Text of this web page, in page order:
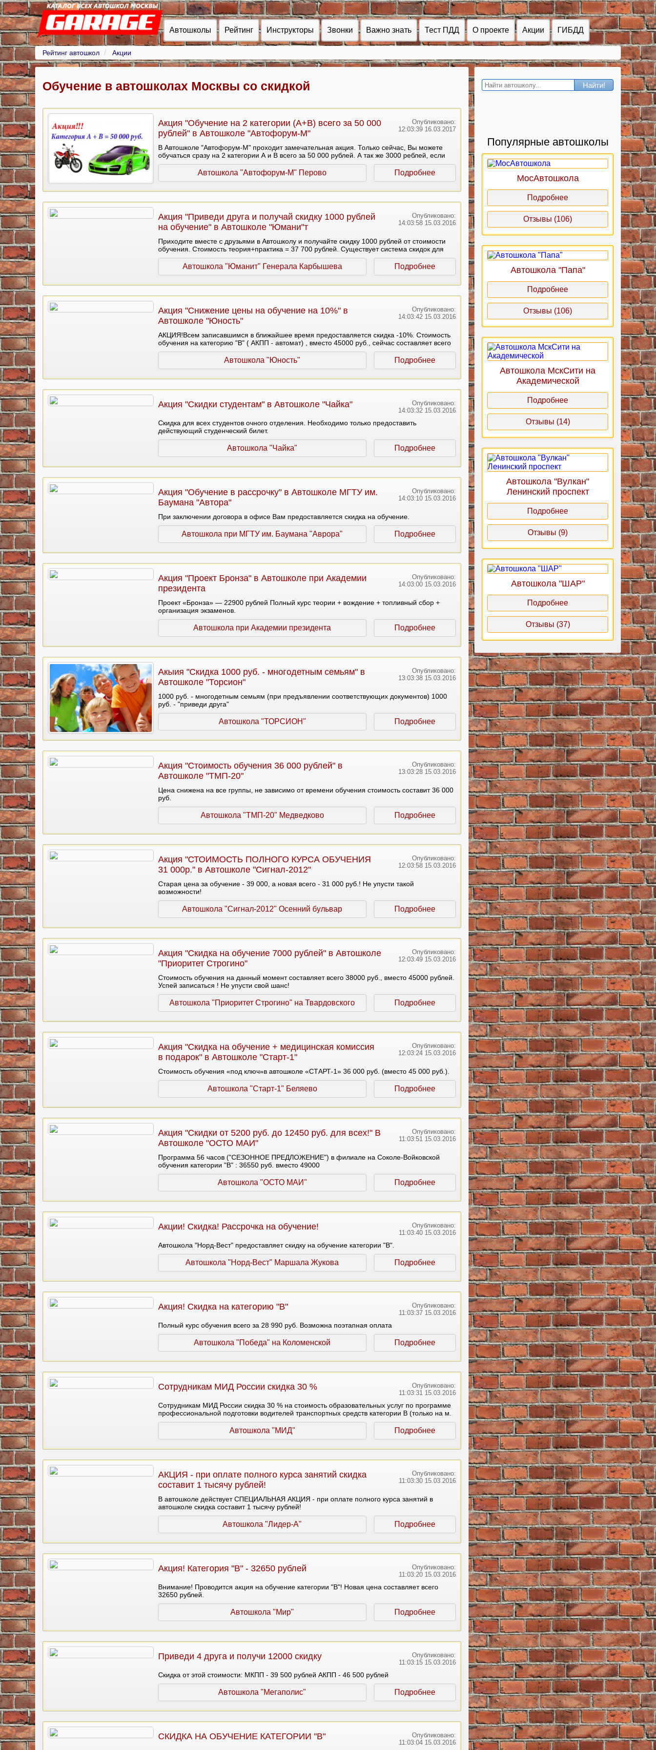
Автошколы Рейтинг Инструкторы Звонки Важно знать Тест ПДД О проекте Акции ГИБДД
Рейтинг автошкол Акции
Обучение в автошколах Москвы со скидкой
Акция "Обучение на 2 категории (А+В) всего за 50 000
рублей" в Автошколе "Автофорум-М"
Опубликовано:
12:03:39 16.03.2017
В Автошколе "Автофорум-М" проходит замечательная акция. Только сейчас, Вы можете
обучаться сразу на 2 категории А и В всего за 50 000 рублей. А так же 3000 реблей, если
Автошкола "Автофорум-М" Перово Подробнее
Акция "Приведи друга и получай скидку 1000 рублей
на обучение" в Автошколе "Юмани"т
Опубликовано:
14:03:58 15.03.2016
Приходите вместе с друзьями в Автошколу и получайте скидку 1000 рублей от стоимости
обучения. Стоимость теория+практика = 37 700 рублей. Существует система скидок для
многодетных родителей.
Автошкола "Юманит" Генерала Карбышева Подробнее
Акция "Снижение цены на обучение на 10%" в
Автошколе "Юность"
Опубликовано:
14:03:42 15.03.2016
АКЦИЯ!Всем записавшимся в ближайшее время предоставляется скидка -10%. Стоимость
обучения на категорию "В" ( АКПП - автомат) , вместо 45000 руб., сейчас составляет всего
40500 руб.
Автошкола "Юность" Подробнее
Акция "Скидки студентам" в Автошколе "Чайка"
Опубликовано:
14:03:32 15.03.2016
Скидка для всех студентов очного отделения. Необходимо только предоставить
действующий студенческий билет.
Автошкола "Чайка" Подробнее
Акция "Обучение в рассрочку" в Автошколе МГТУ им.
Баумана "Автора"
Опубликовано:
14:03:10 15.03.2016
При заключении договора в офисе Вам предоставляется скидка на обучение.
Автошкола при МГТУ им. Баумана "Аврора" Подробнее
Акция "Проект Бронза" в Автошколе при Академии
президента
Опубликовано:
14:03:00 15.03.2016
Проект «Бронза» — 22900 рублей Полный курс теории + вождение + топливный сбор +
организация экзаменов.
Автошкола при Академии президента Подробнее
Акыия "Скидка 1000 руб. - многодетным семьям" в
Автошколе "Торсион"
Опубликовано:
13:03:38 15.03.2016
1000 руб. - многодетным семьям (при предъявлении соответствующих документов) 1000
руб. - "приведи друга"
Автошкола "ТОРСИОН" Подробнее
Акция "Стоимость обучения 36 000 рублей" в
Автошколе "ТМП-20"
Опубликовано:
13:03:28 15.03.2016
Цена снижена на все группы, не зависимо от времени обучения стоимость составит 36 000
руб.
Автошкола "ТМП-20" Медведково Подробнее
Акция "СТОИМОСТЬ ПОЛНОГО КУРСА ОБУЧЕНИЯ
31 000р." в Автошколе "Сигнал-2012"
Опубликовано:
12:03:58 15.03.2016
Старая цена за обучение - 39 000, а новая всего - 31 000 руб.! Не упусти такой
возможности!
Автошкола "Сигнал-2012" Осенний бульвар Подробнее
Акция "Скидка на обучение 7000 рублей" в Автошколе
"Приоритет Строгино"
Опубликовано:
12:03:49 15.03.2016
Стоимость обучения на данный момент составляет всего 38000 руб., вместо 45000 рублей.
Успей записаться ! Не упусти свой шанс!
Автошкола "Приоритет Строгино" на Твардовского Подробнее
Акция "Скидка на обучение + медицинская комиссия
в подарок" в Автошколе "Старт-1"
Опубликовано:
12:03:24 15.03.2016
Стоимость обучения «под ключ»в автошколе «СТАРТ-1» 36 000 руб. (вместо 45 000 руб.).
Автошкола "Старт-1" Беляево Подробнее
Акция "Скидки от 5200 руб. до 12450 руб. для всех!" В
Автошколе "ОСТО МАИ"
Опубликовано:
11:03:51 15.03.2016
Программа 56 часов ("СЕЗОННОЕ ПРЕДЛОЖЕНИЕ") в филиале на Соколе-Войковской
обучения категории "В" : 36550 руб. вместо 49000
Автошкола "ОСТО МАИ" Подробнее
Акции! Скидка! Рассрочка на обучение!
Опубликовано:
11:03:40 15.03.2016
Автошкола "Норд-Вест" предоставляет скидку на обучение категории "В".
Автошкола "Норд-Вест" Маршала Жукова Подробнее
Акция! Скидка на категорию "В"
Опубликовано:
11:03:37 15.03.2016
Полный курс обучения всего за 28 990 руб. Возможна поэтапная оплата
Автошкола "Победа" на Коломенской Подробнее
Сотрудникам МИД России скидка 30 %
Опубликовано:
11:03:31 15.03.2016
Сотрудникам МИД России скидка 30 % на стоимость образовательных услуг по программе
профессиональной подготовки водителей транспортных средств категории B (только на м.
Смоленская)
Автошкола "МИД" Подробнее
АКЦИЯ - при оплате полного курса занятий скидка
составит 1 тысячу рублей!
Опубликовано:
11:03:30 15.03.2016
В автошколе действует СПЕЦИАЛЬНАЯ АКЦИЯ - при оплате полного курса занятий в
автошколе скидка составит 1 тысячу рублей!
Автошкола "Лидер-А" Подробнее
Акция! Категория "В" - 32650 рублей
Опубликовано:
11:03:20 15.03.2016
Внимание! Проводится акция на обучение категории "В"! Новая цена составляет всего
32650 рублей.
Автошкола "Мир" Подробнее
Приведи 4 друга и получи 12000 скидку
Опубликовано:
11:03:15 15.03.2016
Скидка от этой стоимости: МКПП - 39 500 рублей АКПП - 46 500 рублей
Автошкола "Мегаполис" Подробнее
СКИДКА НА ОБУЧЕНИЕ КАТЕГОРИИ "В"
Опубликовано:
11:03:04 15.03.2016
Найти!
Популярные автошколы
МосАвтошкола
Подробнее
Отзывы (106)
Автошкола "Папа"
Подробнее
Отзывы (106)
Автошкола МскСити на
Академической
Подробнее
Отзывы (14)
Автошкола "Вулкан"
Ленинский проспект
Подробнее
Отзывы (9)
Автошкола "ШАР"
Подробнее
Отзывы (37)